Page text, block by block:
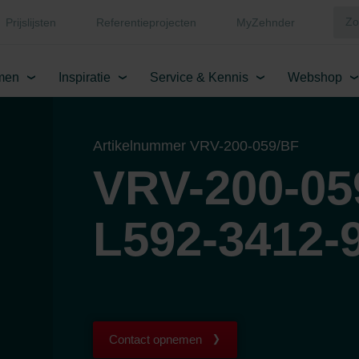
Prijslijsten Referentieprojecten MyZehnder
Inspiratie Service & Kennis Webshop
Artikelnummer VRV-200-059/BF
VRV-200-
L592-3412-
Contact opnemen